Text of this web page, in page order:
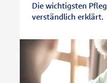
Die wichtigsten
verständlich erklärt.